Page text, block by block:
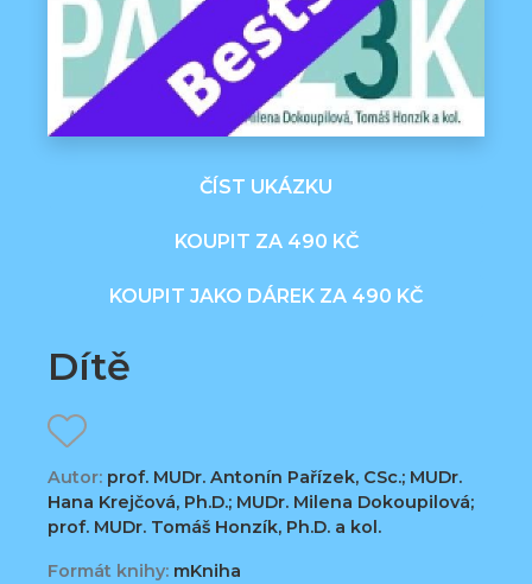
ČÍST UKÁZKU
KOUPIT ZA 490 KČ
KOUPIT JAKO DÁREK ZA 490 KČ
Dítě
Autor: prof. MUDr. Antonín Pařízek, CSc.; MUDr.
Hana Krejčová, Ph.D.; MUDr. Milena Dokoupilová;
prof. MUDr. Tomáš Honzík, Ph.D. a kol.
Formát knihy: mKniha